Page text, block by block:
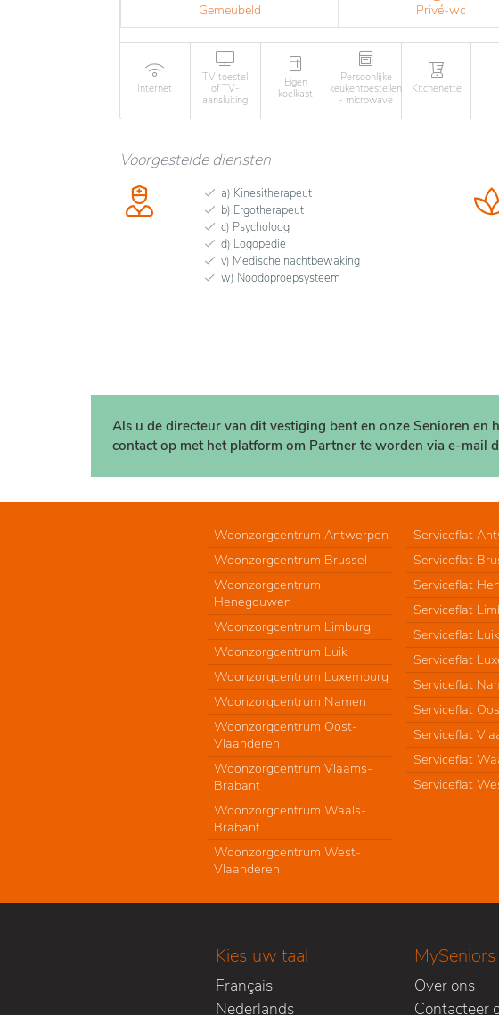
Gemeubeld Privé-wc
Internet
TV toestel
of TV-
aansluiting
Eigen
koelkast
Persoonlijke
keukentoestellen
- microwave
Kitchenette
Voorgestelde diensten
a) Kinesitherapeut
b) Ergotherapeut
c) Psycholoog
d) Logopedie
v) Medische nachtbewaking
w) Noodoproepsysteem
Als u de directeur van dit vestiging bent en onze Senioren
contact op met het platform om Partner te worden via e-mail
Woonzorgcentrum Antwerpen
Woonzorgcentrum Brussel
Woonzorgcentrum
Henegouwen
Woonzorgcentrum Limburg
Woonzorgcentrum Luik
Woonzorgcentrum Luxemburg
Woonzorgcentrum Namen
Woonzorgcentrum Oost-
Vlaanderen
Woonzorgcentrum Vlaams-
Brabant
Woonzorgcentrum Waals-
Brabant
Woonzorgcentrum West-
Vlaanderen
Serviceflat
Serviceflat
Serviceflat
Serviceflat
Serviceflat Luik
Serviceflat
Serviceflat
Serviceflat
Serviceflat
Serviceflat
Serviceflat
Kies uw taal
Français
Nederlands
MySeniors
Over ons
Contacteer